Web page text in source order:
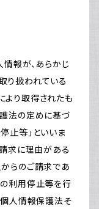
情報が、あらかじ
り扱われている
より取得されたも
法の定めに基づ
止等」といいま
請求に理由がある
らのご請求であ
利用停止等を行
個人情報保護法そ